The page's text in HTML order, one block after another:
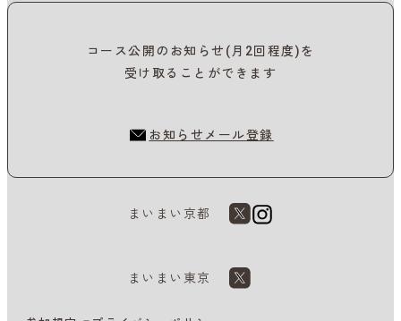
コース公開のお知らせ(月2回程度)を
受け取ることができます
お知らせメール登録
まいまい京都
まいまい東京